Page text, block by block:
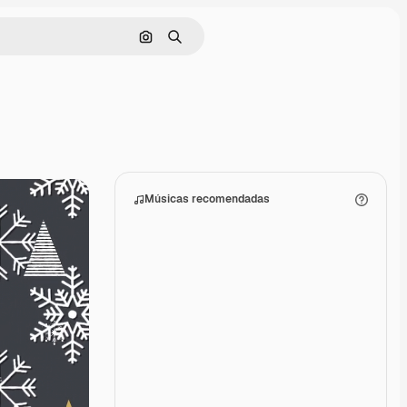
Pesquisar por imagem
Buscar
Músicas recomendadas